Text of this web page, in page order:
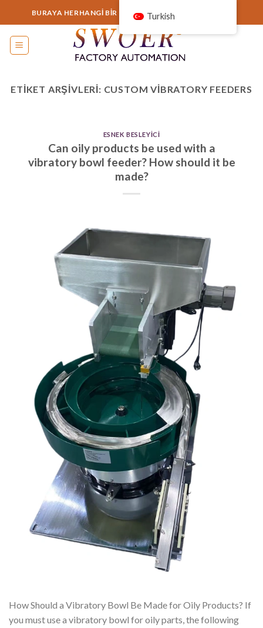
BURAYA HERHANGI BIR ŞEY EKLEYIN VEYA KALDIRIN...
ETIKET ARŞIVLERI: CUSTOM VIBRATORY FEEDERS
ESNEK BESLEYICI
Can oily products be used with a
vibratory bowl feeder? How should it be
made?
How Should a Vibratory Bowl Be Made for Oily Products? If
you must use a vibratory bowl for oily parts, the following
Turkish